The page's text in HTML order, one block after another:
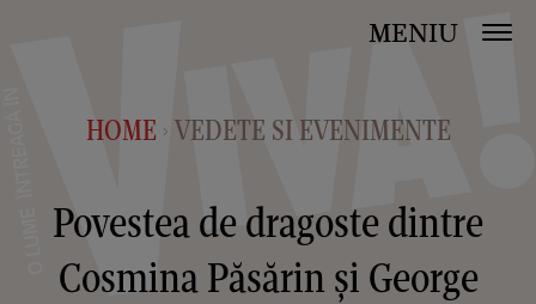
MENIU
HOME > VEDETE SI EVENIMENTE
Povestea de dragoste dintre
Cosmina Păsărin și George